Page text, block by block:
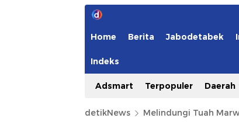
Home Berita Jabodetabek
Indeks
Adsmart Terpopuler Daerah
detikNews Melindungi Tuah